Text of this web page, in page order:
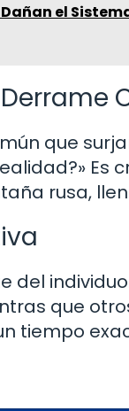
el
que
rusa,
que
tiempo